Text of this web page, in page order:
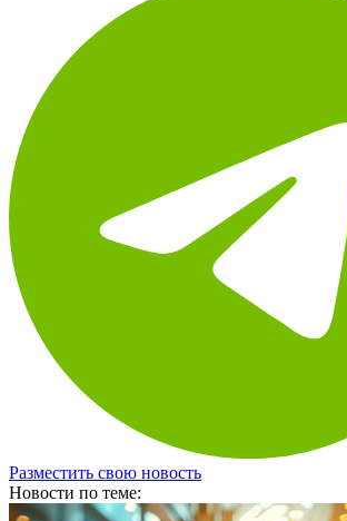
Разместить свою новость
Новости по теме: